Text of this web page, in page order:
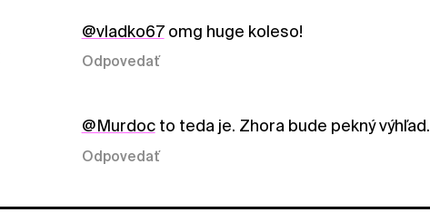
@vladko67omg huge koleso!
Odpovedať
@Murdocto teda je. Zhora bude pekný výhľad.
Odpovedať